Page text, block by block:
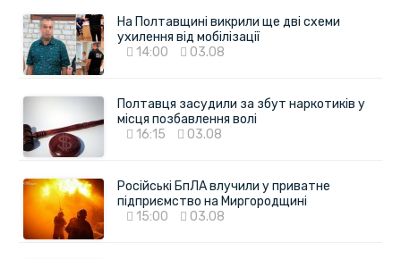
На Полтавщині викрили ще дві схеми
ухилення від мобілізації
14:00
03.08
Полтавця засудили за збут наркотиків у
місця позбавлення волі
16:15
03.08
Російські БпЛА влучили у приватне
підприємство на Миргородщині
15:00
03.08